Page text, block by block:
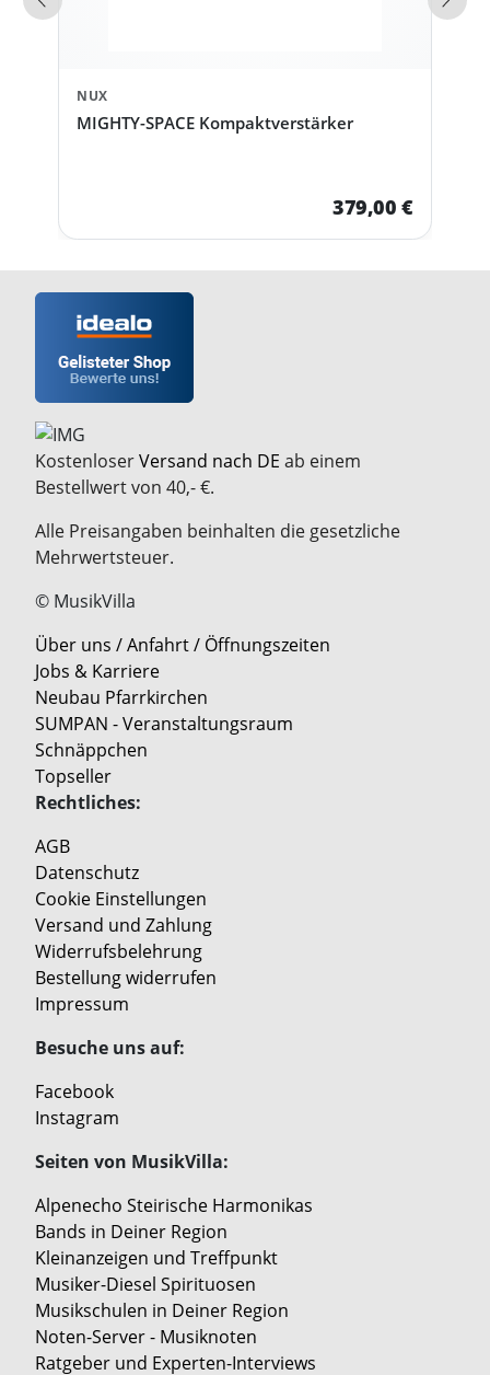
NUX
MIGHTY-SPACE Kompaktverstärker
379,00 €
Vorherige Produkte
KostenloserVersand nach DE ab einem
Bestellwert von 40,- €.
Alle Preisangaben beinhalten die gesetzliche
Mehrwertsteuer.
© MusikVilla
Über uns / Anfahrt / Öffnungszeiten
Jobs & Karriere
Neubau Pfarrkirchen
SUMPAN - Veranstaltungsraum
Schnäppchen
Topseller
Rechtliches:
AGB
Datenschutz
Cookie Einstellungen
Versand und Zahlung
Widerrufsbelehrung
Bestellung widerrufen
Impressum
Besuche uns auf:
Facebook
Instagram
Seiten von MusikVilla:
Alpenecho Steirische Harmonikas
Bands in Deiner Region
Kleinanzeigen und Treffpunkt
Musiker-Diesel Spirituosen
Musikschulen in Deiner Region
Noten-Server - Musiknoten
Ratgeber und Experten-Interviews